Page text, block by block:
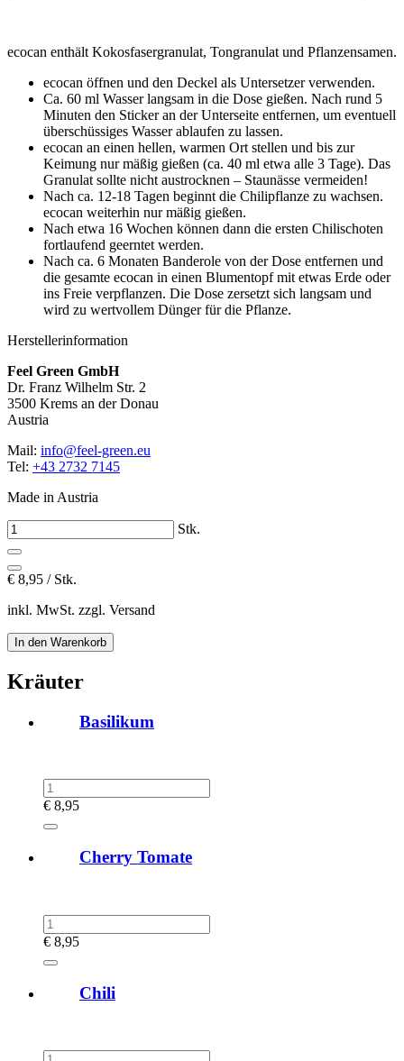
ecocan enthält Kokosfasergranulat, Tongranulat und Pflanzensamen.
ecocan öffnen und den Deckel als Untersetzer verwenden.
Ca. 60 ml Wasser langsam in die Dose gießen. Nach rund 5
Minuten den Sticker an der Unterseite entfernen, um eventuell
überschüssiges Wasser ablaufen zu lassen.
ecocan an einen hellen, warmen Ort stellen und bis zur
Keimung nur mäßig gießen (ca. 40 ml etwa alle 3 Tage). Das
Granulat sollte nicht austrocknen – Staunässe vermeiden!
Nach ca. 12-18 Tagen beginnt die Chilipflanze zu wachsen.
ecocan weiterhin nur mäßig gießen.
Nach etwa 16 Wochen können dann die ersten Chilischoten
fortlaufend geerntet werden.
Nach ca. 6 Monaten Banderole von der Dose entfernen und
die gesamte ecocan in einen Blumentopf mit etwas Erde oder
ins Freie verpflanzen. Die Dose zersetzt sich langsam und
wird zu wertvollem Dünger für die Pflanze.
Herstellerinformation
Feel Green GmbH
Dr. Franz Wilhelm Str. 2
3500 Krems an der Donau
Austria
Mail: info@feel-green.eu
Tel: +43 2732 7145
Made in Austria
Stk.
€ 8,95 / Stk.
inkl. MwSt. zzgl. Versand
Kräuter
Basilikum
€ 8,95
Cherry Tomate
€ 8,95
Chili